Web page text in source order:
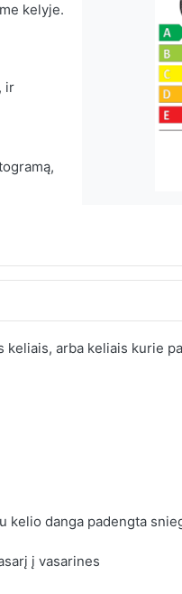
kelyje.
ir
arba keliais kurie
danga padengta
į vasarines